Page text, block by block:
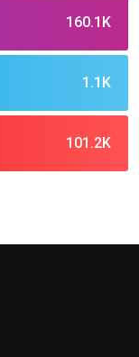
160.1K
1.1K
101.2K